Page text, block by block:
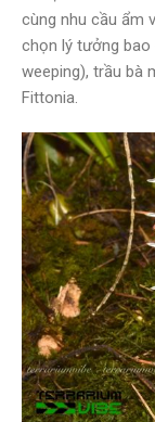
cùng nhu cầu ẩm
chọn lý tưởng bao
weeping), trầu bà
Fittonia.